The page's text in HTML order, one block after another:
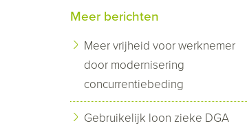
Meer berichten
Meer vrijheid voor werknemer
door modernisering
concurrentiebeding
Gebruikelijk loon zieke DGA